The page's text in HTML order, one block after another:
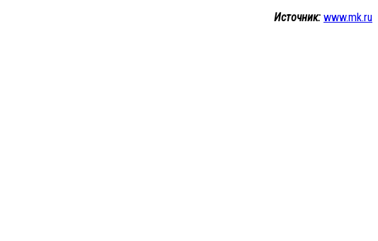
Источник: www.mk.ru